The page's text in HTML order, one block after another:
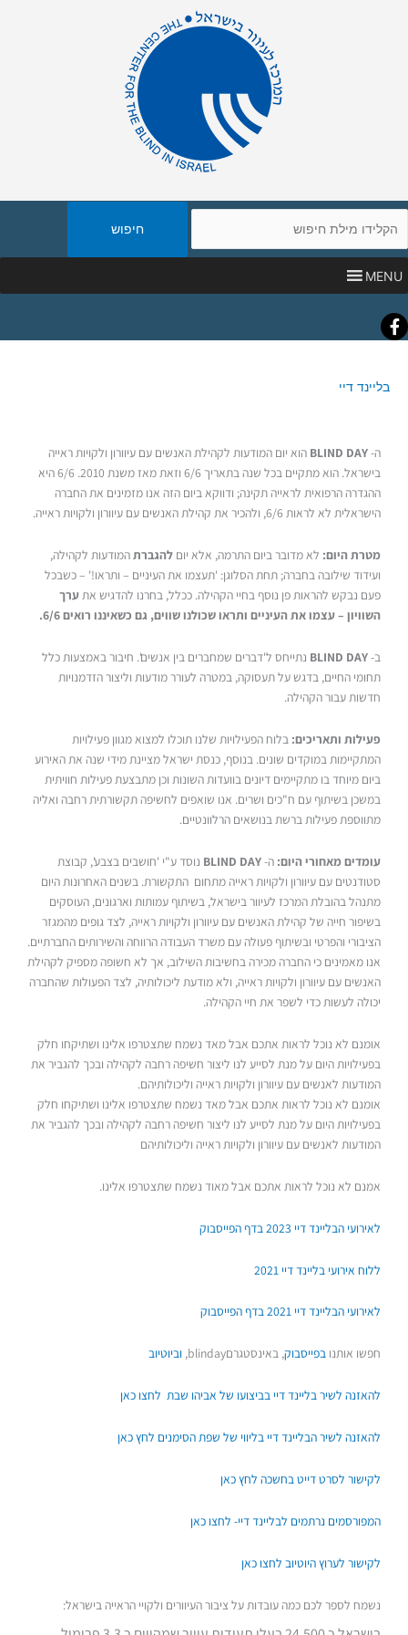
חיפוש
באתר
MENU
Facebook
בליינד דיי
ה-
הוא יום המודעות לקהילת האנשים עם עיוורון ולקויות ראייה
בישראל. הוא מתקיים בכל שנה בתאריך 6/6 וזאת מאז משנת 2010. 6/6 היא
ההגדרה הרפואית לראייה תקינה; ודווקא ביום הזה אנו מזמינים את החברה
הישראלית לא לראות 6/6, ולהכיר את קהילת האנשים עם עיוורון ולקויות ראייה.
מטרת היום: לא מדובר ביום התרמה, אלא יום להגברתהמודעות לקהילה,
ועידוד שילובה בחברה; תחת הסלוגן: 'תעצמו את העיניים – ותראו!' – כשבכל
פעם נבקש להראות פן נוסף בחיי הקהילה. ככלל, בחרנו להדגיש אתערך
השוויון – עצמו את העיניים ותראו שכולנו שווים, גם כשאיננו רואים 6/6
.
ב-
נתייחס ל'דברים שמחברים בין אנשים'. חיבור באמצעות כלל
תחומי החיים, בדגש על תעסוקה, במטרה לעורר מודעות וליצור הזדמנויות
חדשות עבור הקהילה.
פעילות ותאריכים: בלוח הפעילויות שלנו תוכלו למצוא מגוון פעילויות
המתקיימות במוקדים שונים. בנוסף, כנסת ישראל מציינת מידי שנה את האירוע
ביום מיוחד בו מתקיימים דיונים בוועדות השונות וכן מתבצעת פעילות חוויתית
במשכן בשיתוף עם ח"כים ושרים. אנו שואפים לחשיפה תקשורתית רחבה ואליה
מתווספת פעילות ברשת בנושאים הרלוונטיים.
עומדים מאחורי היום: ה-
נוסד ע"י 'חושבים בצבע', קבוצת
סטודנטים עם עיוורון ולקויות ראייה מתחום התקשורת. בשנים האחרונות היום
מתנהל בהובלת המרכז לעיוור בישראל, בשיתוף עמותות וארגונים, העוסקים
בשיפור חייה של קהילת האנשים עם עיוורון ולקויות ראייה, לצד גופים מהמגזר
הציבורי והפרטי ובשיתוף פעולה עם משרד העבודה הרווחה והשירותים החברתיים.
אנו מאמינים כי החברה מכירה בחשיבות השילוב, אך לא חשופה מספיק לקהילת
האנשים עם עיוורון ולקויות ראייה, ולא מודעת ליכולותיה, לצד הפעולות שהחברה
יכולה לעשות כדי לשפר את חיי הקהילה.
אומנם לא נוכל לראות אתכם אבל מאד נשמח שתצטרפו אלינו ושתיקחו חלק
בפעילויות היום על מנת לסייע לנו ליצור חשיפה רחבה לקהילה ובכך להגביר את
המודעות לאנשים עם עיוורון ולקויות ראייה וליכולותיהם.
אומנם לא נוכל לראות אתכם אבל מאד נשמח שתצטרפו אלינו ושתיקחו חלק
בפעילויות היום על מנת לסייע לנו ליצור חשיפה רחבה לקהילה ובכך להגביר את
המודעות לאנשים עם עיוורון ולקויות ראייה וליכולותיהם
אמנם לא נוכל לראות אתכם אבל מאוד נשמח שתצטרפו אלינו.
לאירועי הבליינד דיי 2023 בדף הפייסבוק
ללוח אירועי בליינד דיי 2021
לאירועי הבליינד דיי 2021 בדף הפייסבוק
חפשו אותנו בפייסבוק, באינסטגרםblinday, וביוטיוב
להאזנה לשיר בליינד דיי בביצועו של אביהו שבת לחצו כאן
להאזנה לשיר הבליינד דיי בליווי של שפת הסימנים לחץ כאן
לקישור לסרט דייט בחשכה לחץ כאן
המפורסמים נרתמים לבליינד דיי- לחצו כאן
לקישור לערוץ היוטיוב לחצו כאן
נשמח לספר לכם כמה עובדות על ציבור העיוורים ולקויי הראייה בישראל: